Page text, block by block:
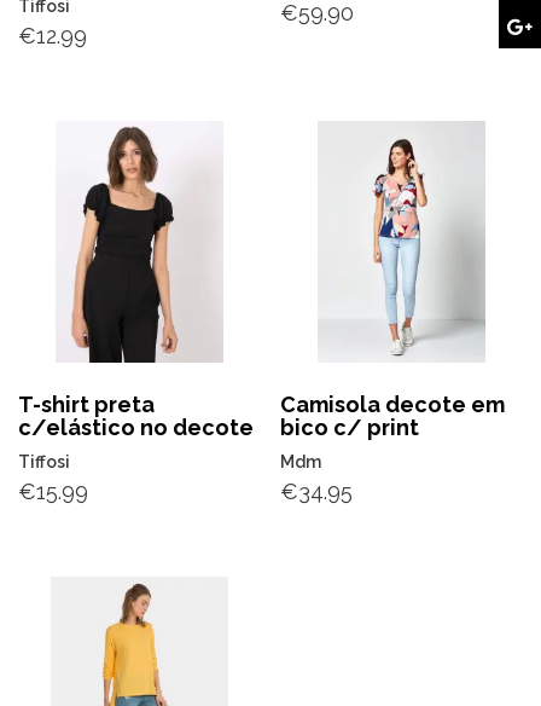
Tiffosi
€12.99
€59.90
T-shirt preta
c/elástico no decote
Tiffosi
€15.99
Camisola decote em
bico c/ print
Mdm
€34.95